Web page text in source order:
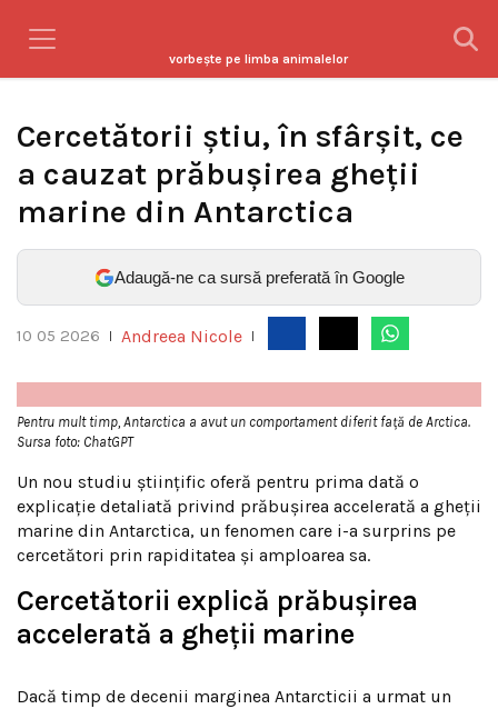
vorbeşte pe limba animalelor
Cercetătorii știu, în sfârșit, ce
a cauzat prăbușirea gheții
marine din Antarctica
Adaugă-ne ca sursă preferată în Google
10 05 2026 Andreea Nicole
Pentru mult timp, Antarctica a avut un comportament diferit față de Arctica.
Sursa foto: ChatGPT
Un nou studiu științific oferă pentru prima dată o
explicație detaliată privind prăbușirea accelerată a gheții
marine din Antarctica, un fenomen care i-a surprins pe
cercetători prin rapiditatea și amploarea sa.
Cercetătorii explică prăbușirea
accelerată a gheții marine
Dacă timp de decenii marginea Antarcticii a urmat un